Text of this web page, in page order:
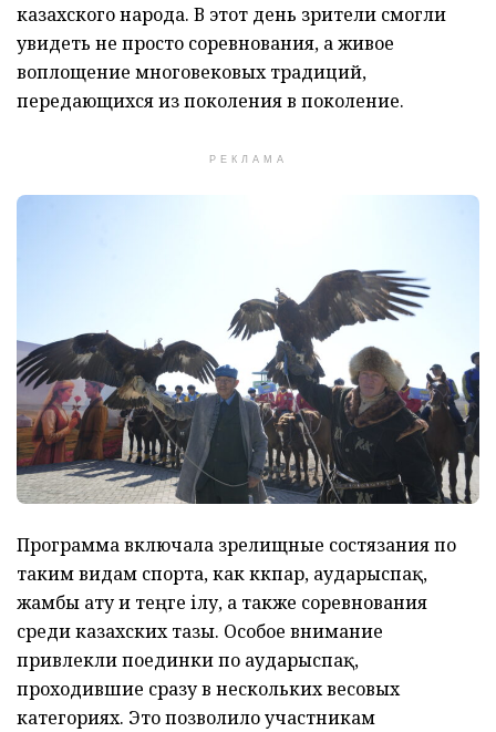
казахского народа. В этот день зрители смогли
увидеть не просто соревнования, а живое
воплощение многовековых традиций,
передающихся из поколения в поколение.
РЕКЛАМА
Программа включала зрелищные состязания по
таким видам спорта, как көкпар, аударыспақ,
жамбы ату и теңге ілу, а также соревнования
среди казахских тазы. Особое внимание
привлекли поединки по аударыспақ,
проходившие сразу в нескольких весовых
категориях. Это позволило участникам